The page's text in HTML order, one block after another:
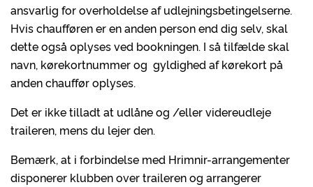
ansvarlig for overholdelse af udlejningsbetingelserne.
Hvis chaufføren er en anden person end dig selv, skal
dette også oplyses ved bookningen. I så tilfælde skal
navn, kørekortnummer og gyldighed af kørekort på
anden chauffør oplyses.
Det er ikke tilladt at udlåne og /eller videreudleje
traileren, mens du lejer den.
Bemærk, at i forbindelse med Hrimnir-arrangementer
disponerer klubben over traileren og arrangerer